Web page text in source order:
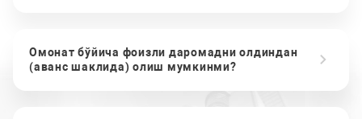
Омонат бўйича фоизли даромадни олдиндан
(аванс шаклида) олиш мумкинми?